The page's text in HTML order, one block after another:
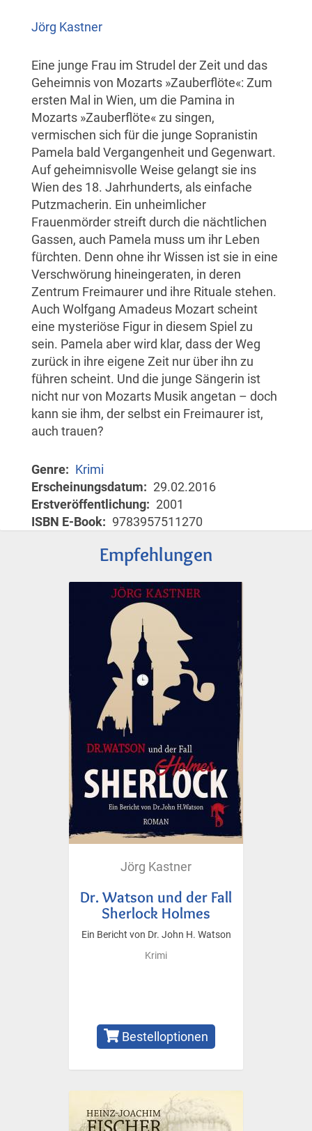
Jörg Kastner
Eine junge Frau im Strudel der Zeit und das
Geheimnis von Mozarts »Zauberflöte«: Zum
ersten Mal in Wien, um die Pamina in
Mozarts »Zauberflöte« zu singen,
vermischen sich für die junge Sopranistin
Pamela bald Vergangenheit und Gegenwart.
Auf geheimnisvolle Weise gelangt sie ins
Wien des 18. Jahrhunderts, als einfache
Putzmacherin. Ein unheimlicher
Frauenmörder streift durch die nächtlichen
Gassen, auch Pamela muss um ihr Leben
fürchten. Denn ohne ihr Wissen ist sie in eine
Verschwörung hineingeraten, in deren
Zentrum Freimaurer und ihre Rituale stehen.
Auch Wolfgang Amadeus Mozart scheint
eine mysteriöse Figur in diesem Spiel zu
sein. Pamela aber wird klar, dass der Weg
zurück in ihre eigene Zeit nur über ihn zu
führen scheint. Und die junge Sängerin ist
nicht nur von Mozarts Musik angetan – doch
kann sie ihm, der selbst ein Freimaurer ist,
auch trauen?
Genre
Krimi
Erscheinungsdatum
29.02.2016
Erstveröffentlichung
2001
ISBN E-Book
9783957511270
Empfehlungen
Jörg Kastner
Dr. Watson und der Fall
Sherlock Holmes
Ein Bericht von Dr. John H. Watson
Krimi
Bestelloptionen